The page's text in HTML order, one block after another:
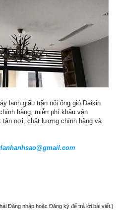
lạnh giấu trần nối ống gió Daikin
hãng, miễn phí khâu vận
tận nơi, chất lượng chính hãng và
Đăng nhập hoặc Đăng ký để trả lời bài viết.)